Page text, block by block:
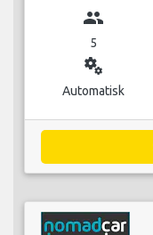
group
5
miscellaneous_services
Automatisk